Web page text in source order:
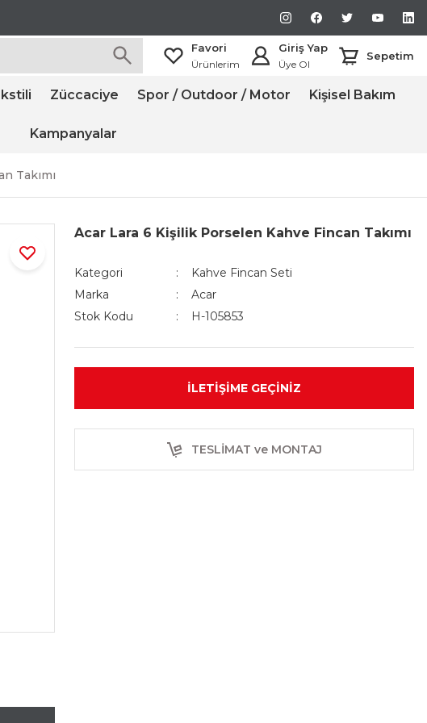
Favori
Ürünlerim
Giriş Yap
Üye Ol
Sepetim
Züccaciye Spor / Outdoor / Motor Kişisel Bakım
Kampanyalar
Takımı
Acar Lara 6 Kişilik Porselen Kahve Fincan Takımı
Kategori
Kahve Fincan Seti
Marka
Acar
Stok Kodu
H-105853
İLETIŞIME GEÇINIZ
TESLİMAT ve MONTAJ